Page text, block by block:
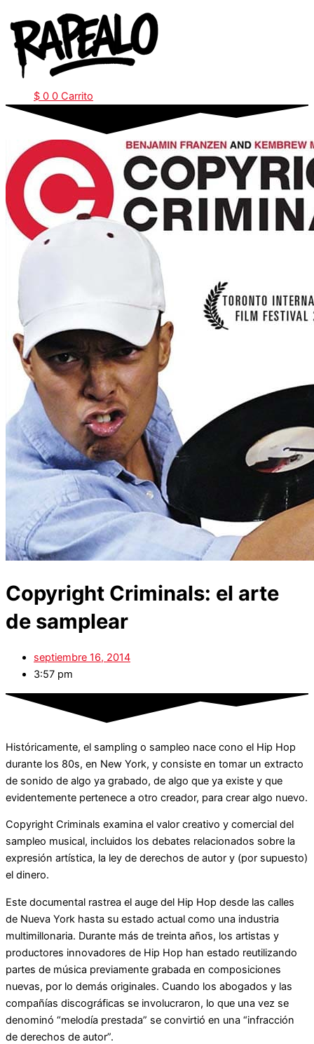
al
contenido
$ 0 0 Carrito
Copyright Criminals: el arte
de samplear
septiembre 16, 2014
3:57 pm
Históricamente, el sampling o sampleo nace cono el Hip Hop
durante los 80s, en New York, y consiste en tomar un extracto
de sonido de algo ya grabado, de algo que ya existe y que
evidentemente pertenece a otro creador, para crear algo nuevo.
Copyright Criminals examina el valor creativo y comercial del
sampleo musical, incluidos los debates relacionados sobre la
expresión artística, la ley de derechos de autor y (por supuesto)
el dinero.
Este documental rastrea el auge del Hip Hop desde las calles
de Nueva York hasta su estado actual como una industria
multimillonaria. Durante más de treinta años, los artistas y
productores innovadores de Hip Hop han estado reutilizando
partes de música previamente grabada en composiciones
nuevas, por lo demás originales. Cuando los abogados y las
compañías discográficas se involucraron, lo que una vez se
denominó “melodía prestada” se convirtió en una “infracción
de derechos de autor”.